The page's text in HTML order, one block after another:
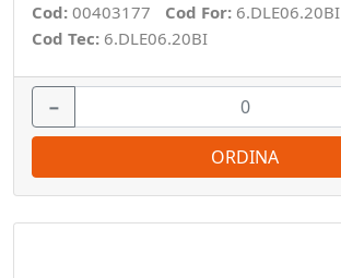
Cod: 00403177 Cod For: 6.DLE06.20BI
Cod Tec: 6.DLE06.20BI
−
ORDINA